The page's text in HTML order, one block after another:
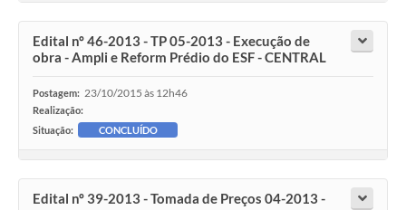
Edital nº 46-2013 - TP 05-2013 - Execução de
obra - Ampli e Reform Prédio do ESF - CENTRAL
Postagem: 23/10/2015 às 12h46
Realização:
Situação:
CONCLUÍDO
Edital nº 39-2013 - Tomada de Preços 04-2013 -